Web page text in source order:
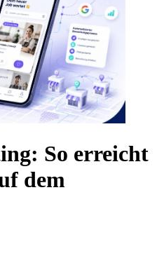
So erreicht
dem